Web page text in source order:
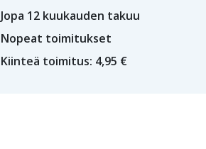
Jopa 12 kuukauden takuu
Nopeat toimitukset
Kiinteä toimitus: 4,95 €